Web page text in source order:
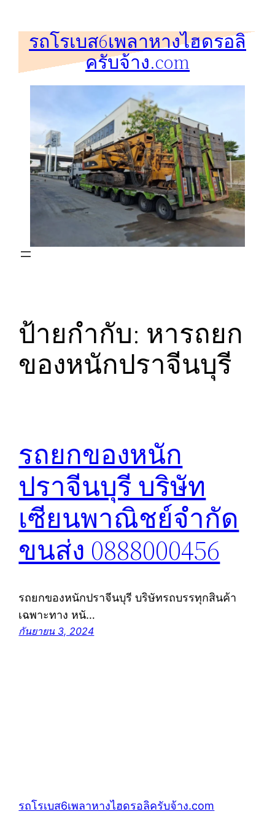
รถโรเบส6เพลาหางไฮดรอลิ
ครับจ้าง.com
ป้ายกำกับ: หารถยก
ของหนักปราจีนบุรี
รถยกของหนัก
ปราจีนบุรี บริษัท
เซียนพาณิชย์จำกัด
ขนส่ง 0888000456
รถยกของหนักปราจีนบุรี บริษัทรถบรรทุกสินค้า
เฉพาะทาง หนั…
กันยายน 3, 2024
รถโรเบส6เพลาหางไฮดรอลิครับจ้าง.com